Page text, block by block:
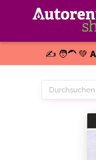
✍️ 🧑‍🦱 💚
Durchsuchen
Sie